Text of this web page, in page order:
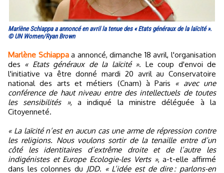
Marlène Schiappa a annoncé en avril la tenue des « Etats généraux de la laïcité ».
© UN Women/Ryan Brown
Marlène Schiappaa annoncé, dimanche 18 avril, l'organisation
des « Etats généraux de la laïcité ». Le coup d'envoi de
l'initiative va être donné mardi 20 avril au Conservatoire
national des arts et métiers (Cnam) à Paris « avec une
conférence de haut niveau entre des intellectuels de toutes
les sensibilités », a indiqué la ministre déléguée à la
Citoyenneté.
« La laïcité n’est en aucun cas une arme de répression contre
les religions. Nous voulons sortir de la tenaille entre d’un
côté les identitaires d’extrême droite et de l’autre les
indigénistes et Europe Ecologie-les Verts », a-t-elle affirmé
dans les colonnes du JDD. « L’idée est de dire : parlons-en